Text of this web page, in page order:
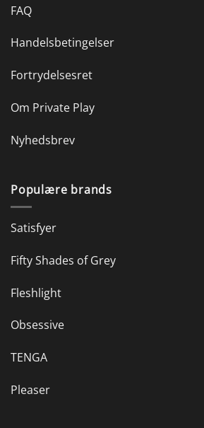
FAQ
Handelsbetingelser
Fortrydelsesret
Om Private Play
Nyhedsbrev
Populære brands
Satisfyer
Fifty Shades of Grey
Fleshlight
Obsessive
TENGA
Pleaser